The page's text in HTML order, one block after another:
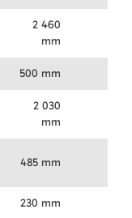
2 460
mm
500 mm
2 030
mm
485 mm
230 mm